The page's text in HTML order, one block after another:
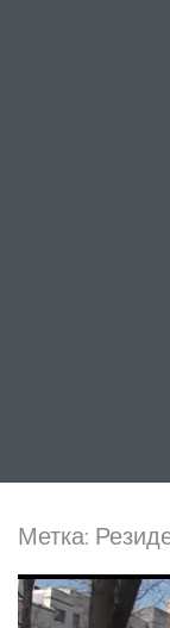
Метка: